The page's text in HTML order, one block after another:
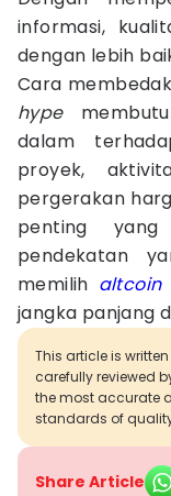
informasi,
dengan lebih
Cara
hype
dalam
proyek,
pergerakan
penting yang
pendekatan
memilih altcoin
jangka panjang
This article is
carefully reviewed
the most accurate
standards of
Share Article